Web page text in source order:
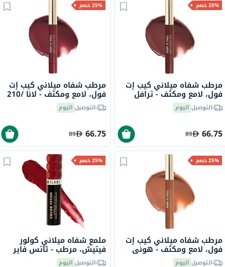
25% خصم
مرطب شفاه ميلاني كيب إت
فول، لامع ومكثف - ترافل
/220 التوصيل اليوم
66.75
89
25% خصم
مرطب شفاه ميلاني كيب إت
فول، لامع ومكثف - لانا /210
التوصيل اليوم
66.75
89
25% خصم
مرطب شفاه ميلاني كيب إت
فول، لامع ومكثف - هوني
/160 التوصيل اليوم
25% خصم
ملمع شفاه ميلاني كولور
فيتيش، مرطب - ثاتس فاير
/150 التوصيل اليوم